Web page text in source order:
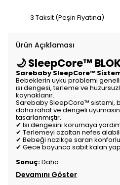
3 Taksit (Peşin Fiyatına)
Ürün Açıklaması
🌙 SleepCore™
Sarebaby SleepCore™
Bebeklerin uyku problemi
ısı dengesi, terleme ve
kaynaklanır.
Sarebaby SleepCore™ sistemi,
daha rahat ve dengeli
tasarlanmıştır.
✔ Isı dengesini korumaya
✔ Terlemeyi azaltan nefes
✔ Bebeği nazikçe saran
✔ Gece boyunca sabit kalan
Sonuç:Daha
Devamını Göster